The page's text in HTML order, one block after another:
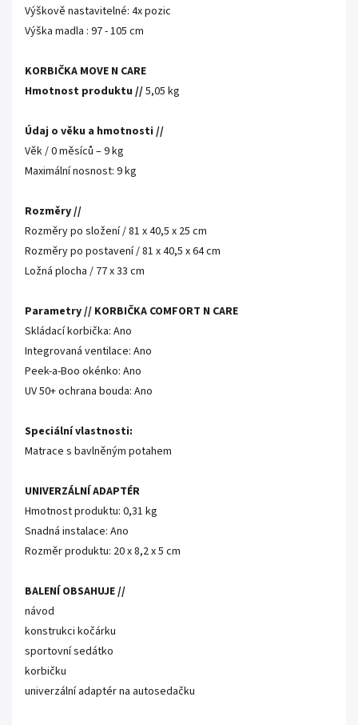
Výškově nastavitelné: 4x pozic
Výška madla : 97 - 105 cm
KORBIČKA MOVE N CARE
Hmotnost produktu //5,05 kg
Údaj o věku a hmotnosti //
Věk / 0 měsíců – 9 kg
Maximální nosnost: 9 kg
Rozměry //
Rozměry po složení / 81 x 40,5 x 25 cm
Rozměry po postavení / 81 x 40,5 x 64 cm
Ložná plocha / 77 x 33 cm
Parametry // KORBIČKA COMFORT N CARE
Skládací korbička: Ano
Integrovaná ventilace: Ano
Peek-a-Boo okénko: Ano
UV 50+ ochrana bouda: Ano
Speciální vlastnosti:
Matrace s bavlněným potahem
UNIVERZÁLNÍ ADAPTÉR
Hmotnost produktu: 0,31 kg
Snadná instalace: Ano
Rozměr produktu: 20 x 8,2 x 5 cm
BALENÍ OBSAHUJE //
návod
konstrukci kočárku
sportovní sedátko
korbičku
univerzální adaptér na autosedačku